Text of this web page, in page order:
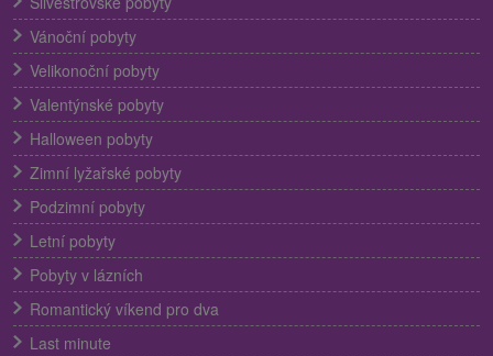
Vánoční pobyty
Velikonoční pobyty
Valentýnské pobyty
Halloween pobyty
Zimní lyžařské pobyty
Podzimní pobyty
Letní pobyty
Pobyty v lázních
Romantický víkend pro dva
Last minute